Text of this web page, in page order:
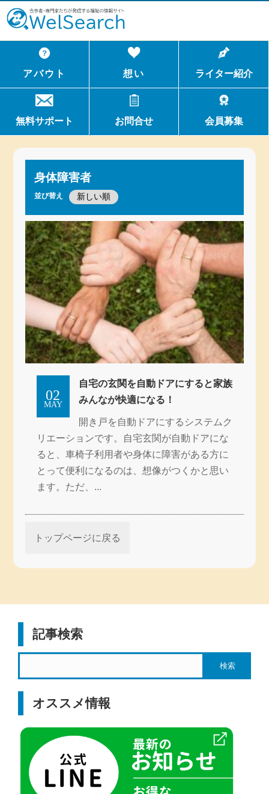
WelSerch
アバウト 想い ライター紹介
無料サポート お問合せ 会員募集
身体障害者
並び替え
MAY
02
自宅の玄関を自動ドアにすると家族
みんなが快適になる！
開き戸を自動ドアにするシステムク
リエーションです。自宅玄関が自動ドアにな
ると、車椅子利用者や身体に障害がある方に
とって便利になるのは、想像がつくかと思い
ます。ただ、...
トップページに戻る
記事検索
オススメ情報